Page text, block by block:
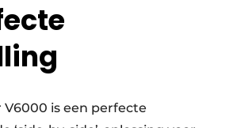
V6000 is een perfecte